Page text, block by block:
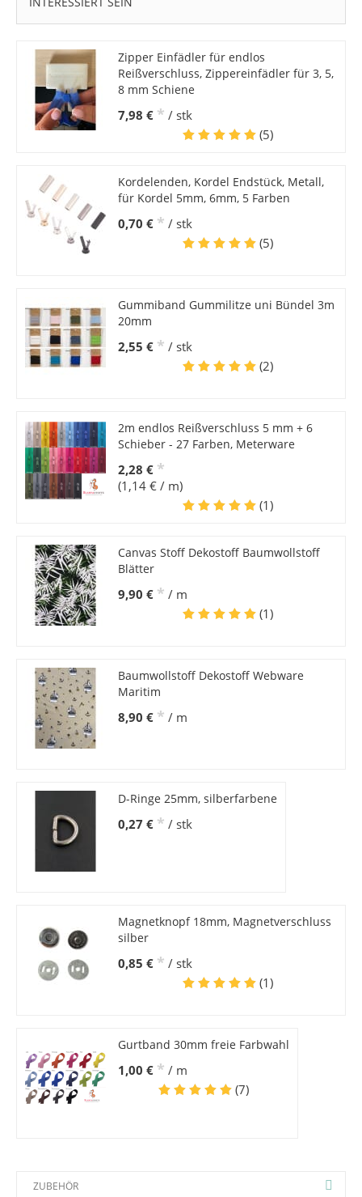
Zipper Einfädler für endlos
Reißverschluss, Zippereinfädler für 3, 5,
8 mm Schiene
7,98 € * / stk
(5)
Kordelenden, Kordel Endstück, Metall,
für Kordel 5mm, 6mm, 5 Farben
0,70 € * / stk
(5)
Gummiband Gummilitze uni Bündel 3m
20mm
2,55 € * / stk
(2)
2m endlos Reißverschluss 5 mm + 6
Schieber - 27 Farben, Meterware
2,28 € *
(1,14 € / m)
(1)
Canvas Stoff Dekostoff Baumwollstoff
Blätter
9,90 € * / m
(1)
Baumwollstoff Dekostoff Webware
Maritim
8,90 € * / m
D-Ringe 25mm, silberfarbene
0,27 € * / stk
Magnetknopf 18mm, Magnetverschluss
silber
0,85 € * / stk
(1)
Gurtband 30mm freie Farbwahl
1,00 € * / m
(7)
ZUBEHÖR